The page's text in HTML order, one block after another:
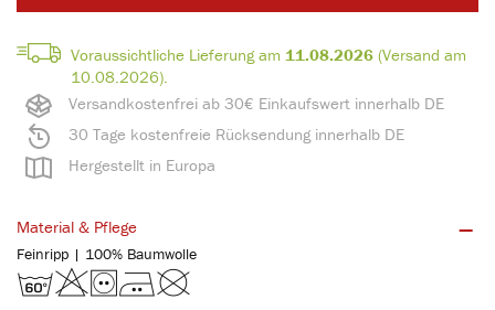
Versandkostenfrei ab 30€ Einkaufswert innerhalb DE
30 Tage kostenfreie Rücksendung innerhalb DE
Hergestellt in Europa
Voraussichtliche Lieferung am 11.08.2026(Versand am
10.08.2026).
Material & Pflege
Feinripp | 100% Baumwolle